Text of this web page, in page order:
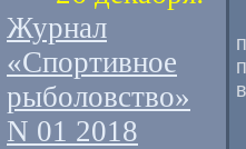
Журнал
«Спортивное
рыболовство»
N 01 2018